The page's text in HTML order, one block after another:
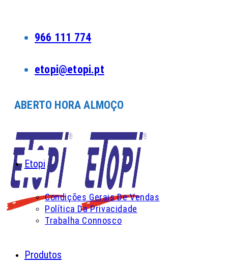
966 111 774
etopi@etopi.pt
ABERTO HORA ALMOÇO
Etopi
Condições Gerais De Vendas
Política Da Privacidade
Trabalha Connosco
Produtos